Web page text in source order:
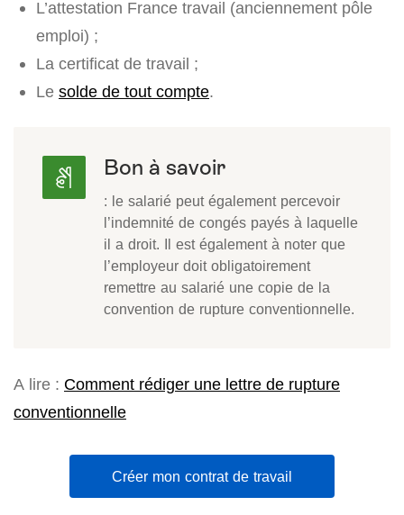
L’attestation France travail (anciennement pôle
emploi) ;
La certificat de travail ;
Le solde de tout compte.
Bon à savoir
: le salarié peut également percevoir
l’indemnité de congés payés à laquelle
il a droit. Il est également à noter que
l’employeur doit obligatoirement
remettre au salarié une copie de la
convention de rupture conventionnelle.
A lire : Comment rédiger une lettre de rupture
conventionnelle
Créer mon contrat de travail